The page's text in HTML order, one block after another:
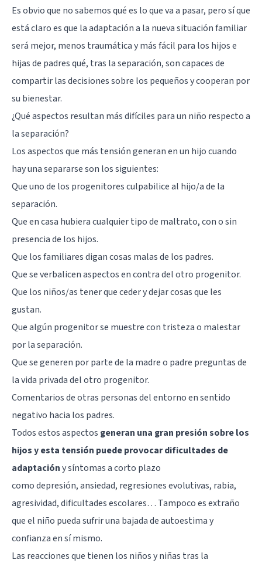
Es obvio que no sabemos qué es lo que va a pasar, pero sí que
está claro es que la adaptación a la nueva situación familiar
será mejor, menos traumática y más fácil para los hijos e
hijas de padres qué, tras la separación, son capaces de
compartir las decisiones sobre los pequeños y cooperan por
su bienestar.
¿Qué aspectos resultan más difíciles para un niño respecto a
la separación?
Los aspectos que más tensión generan en un hijo cuando
hay una separarse son los siguientes:
Que uno de los progenitores culpabilice al hijo/a de la
separación.
Que en casa hubiera cualquier tipo de maltrato, con o sin
presencia de los hijos.
Que los familiares digan cosas malas de los padres.
Que se verbalicen aspectos en contra del otro progenitor.
Que los niños/as tener que ceder y dejar cosas que les
gustan.
Que algún progenitor se muestre con tristeza o malestar
por la separación.
Que se generen por parte de la madre o padre preguntas de
la vida privada del otro progenitor.
Comentarios de otras personas del entorno en sentido
negativo hacia los padres.
Todos estos aspectos generan una gran presión sobre los
hijos y esta tensión puede provocar dificultades de
adaptacióny síntomas a corto plazo
comodepresión,ansiedad, regresiones evolutivas, rabia,
agresividad, dificultades escolares… Tampoco es extraño
que el niño pueda sufrir una bajada de autoestimay
confianza en sí mismo.
Las reacciones que tienen los niños y niñas tras la